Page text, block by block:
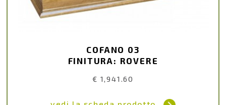
COFANO 03
FINITURA: ROVERE
€ 1,941.60